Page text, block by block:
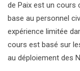
de Paix est un cours
base au personnel
expérience limitée
cours est basé sur
au déploiement des